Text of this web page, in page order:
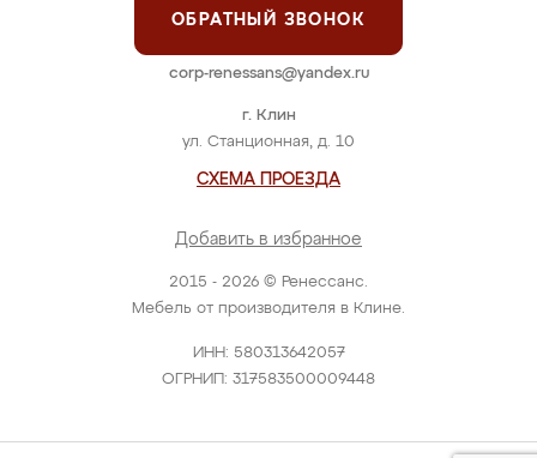
2015 - 2026 © Ренессанс.
Мебель от производителя в Клине.
ИНН: 580313642057
ОГРНИП: 317583500009448
г. Клин
ул. Станционная, д. 10
СХЕМА ПРОЕЗДА
Добавить в избранное
ОБРАТНЫЙ ЗВОНОК
corp-renessans@yandex.ru